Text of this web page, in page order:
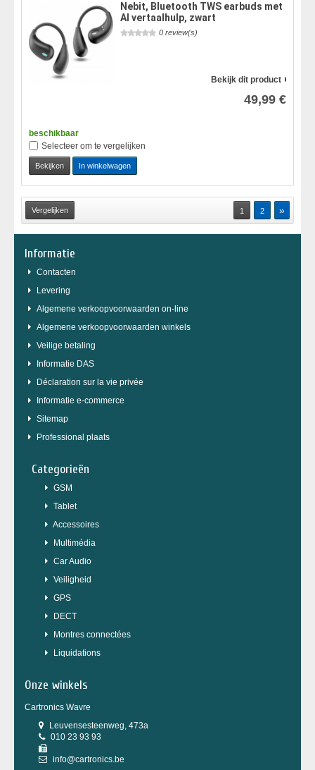
Nebit, Bluetooth TWS earbuds met
AI vertaalhulp, zwart
0 review(s)
Bekijk dit product
49,99 €
beschikbaar
Selecteer om te vergelijken
Bekijken In winkelwagen
1 2 »
Informatie
Contacten
Levering
Algemene verkoopvoorwaarden on-line
Algemene verkoopvoorwaarden winkels
Veilige betaling
Informatie DAS
Déclaration sur la vie privée
Informatie e-commerce
Sitemap
Professional plaats
Categorieën
GSM
Tablet
Accessoires
Multimédia
Car Audio
Veiligheid
GPS
DECT
Montres connectées
Liquidations
Onze winkels
Cartronics Wavre
Leuvensesteenweg, 473a
010 23 93 93
info@cartronics.be